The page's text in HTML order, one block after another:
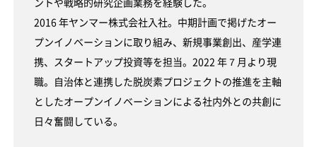
ントや戦略的研究企画業務を経験した。
2016 年ヤンマー株式会社入社。中期計画で掲げたオー
プンイノベーションに取り組み、新規事業創出、産学連
携、スタートアップ投資等を担当。2022 年７月より現
職。自治体と連携した脱炭素プロジェクトの推進を主軸
としたオープンイノベーションによる社内外との共創に
日々奮闘している。